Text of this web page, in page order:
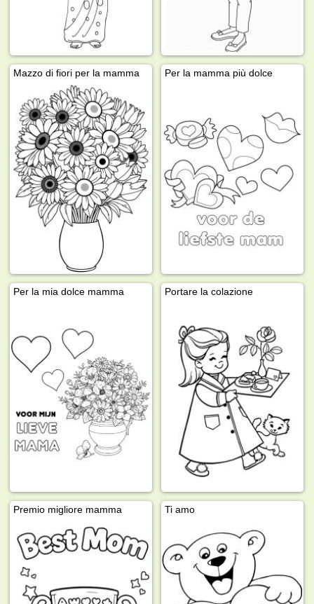
Mazzo di fiori per la mamma Per la mamma più dolce
Per la mia dolce mamma Portare la colazione
Premio migliore mamma Ti amo